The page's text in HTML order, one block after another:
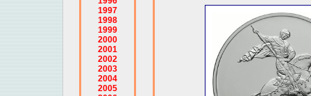
1997
1998
1999
2000
2001
2002
2003
2004
2005